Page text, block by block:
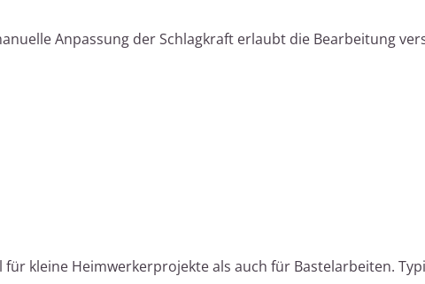
Anpassung der Schlagkraft erlaubt die Bearbeitung
kleine Heimwerkerprojekte als auch für Bastelarbeiten.